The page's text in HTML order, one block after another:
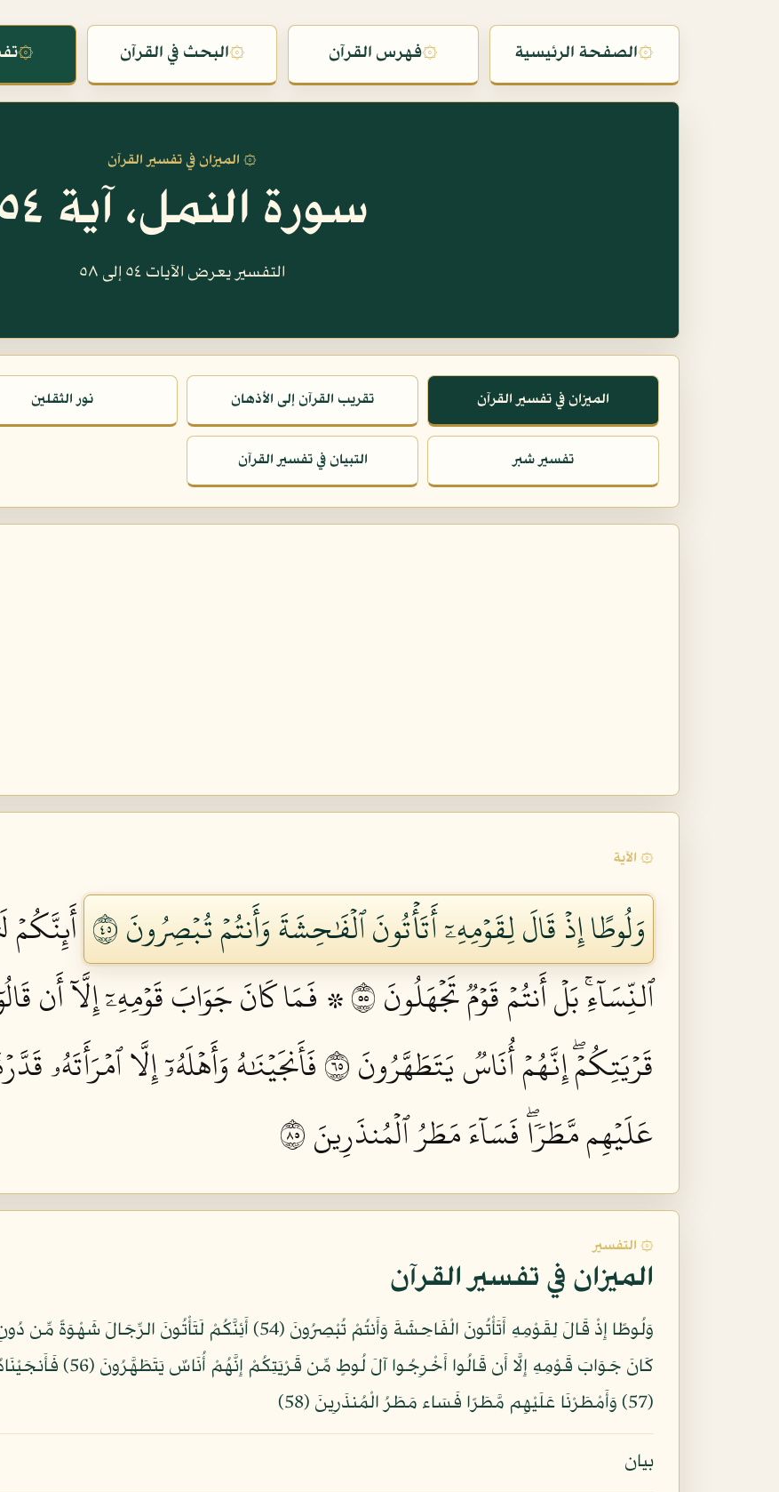
۞الصفحة الرئيسية ۞فهرس القرآن ۞البحث في القرآن ۞
۞ الميزان في تفسير القرآن
سورة النمل، آية ٥٤
التفسير يعرض الآيات ٥٤ إلى ٥٨
الميزان في تفسير القرآن تقريب القرآن إلى الأذهان نور الثقلين
تفسير شبر التبيان في تفسير القرآن
۞ الآية
وَلُوطًا إِذۡ قَالَ لِقَوۡمِهِۦٓ أَتَأۡتُونَ ٱلۡفَٰحِشَةَ وَأَنتُمۡ تُبۡصِرُونَ ٥٤
أَئِنَّكُمۡ
ٱلنِّسَآءِۚ بَلۡ أَنتُمۡ قَوۡمٞ تَجۡهَلُونَ ٥٥
۞ فَمَا كَانَ جَوَابَ قَوۡمِهِۦٓ إِلَّآ أَن
قَرۡيَتِكُمۡۖ إِنَّهُمۡ أُنَاسٞ يَتَطَهَّرُونَ ٥٦
فَأَنجَيۡنَٰهُ وَأَهۡلَهُۥٓ إِلَّا ٱمۡرَأَتَهُۥ
عَلَيۡهِم مَّطَرٗاۖ فَسَآءَ مَطَرُ ٱلۡمُنذَرِينَ ٥٨
۞ التفسير
الميزان في تفسير القرآن
كَانَ جَوَابَ قَوْمِهِ إِلَّا أَن
(57) وَأَمْطَرْنَا عَلَيْهِم مَّطَرًا فَسَاء مَطَرُ الْمُنذَرِينَ (58)
بيان